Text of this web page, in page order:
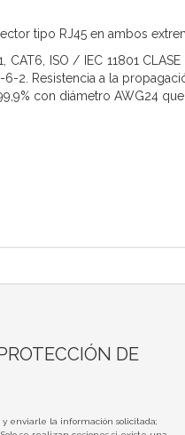
tipo RJ45 en ambos
ISO / IEC 11801 CLASE
6-2. Resistencia a la
con diámetro AWG24
DE
y enviarle la información solicitada;